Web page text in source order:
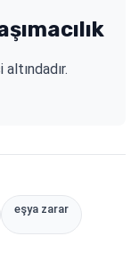
eşya zarar